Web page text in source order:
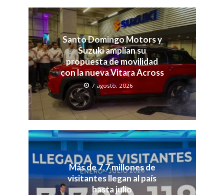
Santo Domingo Motors y
Suzuki amplían su
propuesta de movilidad
con la nueva Vitara Across
7 agosto, 2026
Más de 7,7 millones de
visitantes llegan al país
hasta julio